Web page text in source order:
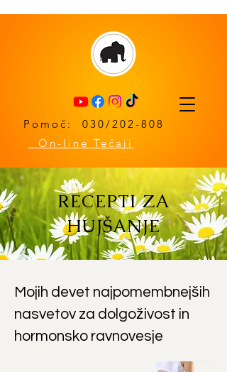
Pomoč: 030/202-808
On-line Tečaji
RECEPTI ZA
HUJŠANJE
Mojih devet najpomembnejših
nasvetov za dolgoživost in
hormonsko ravnovesje